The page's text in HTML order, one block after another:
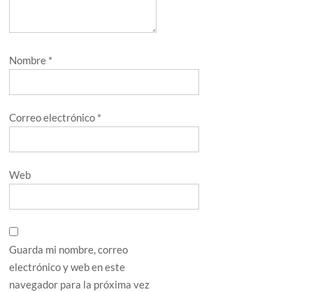
Nombre *
Correo electrónico *
Web
Guarda mi nombre, correo
electrónico y web en este
navegador para la próxima vez